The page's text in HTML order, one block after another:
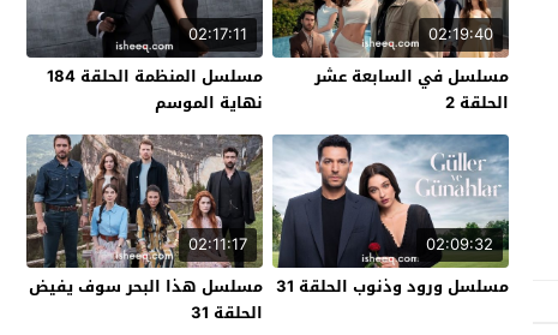
02:19:40
مسلسل في السابعة عشر
الحلقة 2
02:17:11
مسلسل المنظمة الحلقة 184
نهاية الموسم
02:09:32
مسلسل ورود وذنوب الحلقة 31
02:11:17
مسلسل هذا البحر سوف يفيض
الحلقة 31